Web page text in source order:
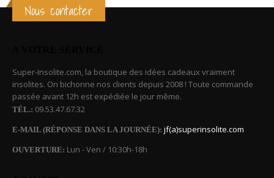
Nous contacter
Super-Insolite.com, la boutique des idées cadeaux vraiment
insolites. On bichonne nos clients depuis 2008 ! Toute commande
passée avant 12h est expédiée le jour même.
TÉL.: 09.53.47.67.32
E-MAIL (RÉPONSE DANS LA JOURNÉE): jf(a)superinsolite.com
OUVERTURE: Lun - Ven / 10:30h-18h